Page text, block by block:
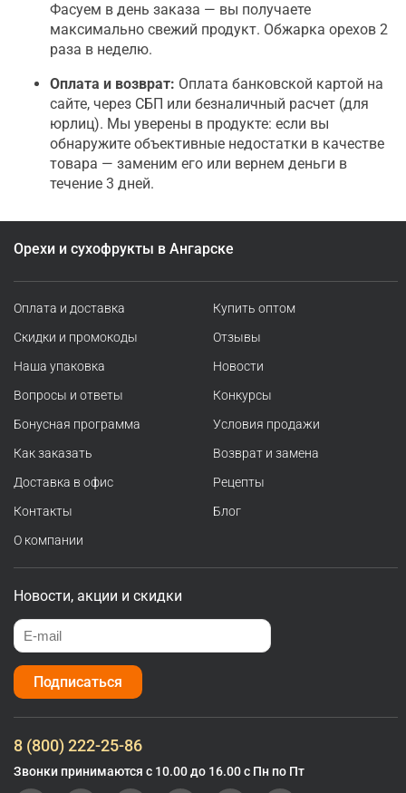
Фасуем в день заказа — вы получаете
максимально свежий продукт. Обжарка орехов 2
раза в неделю.
Оплата и возврат: Оплата банковской картой на
сайте, через СБП или безналичный расчет (для
юрлиц). Мы уверены в продукте: если вы
обнаружите объективные недостатки в качестве
товара — заменим его или вернем деньги в
течение 3 дней.
Орехи и сухофрукты в Ангарске
Оплата и доставка
Скидки и промокоды
Наша упаковка
Вопросы и ответы
Бонусная программа
Как заказать
Доставка в офис
Контакты
О компании
Купить оптом
Отзывы
Новости
Конкурсы
Условия продажи
Возврат и замена
Рецепты
Блог
Новости, акции и скидки
Подписаться
8 (800) 222-25-86
Звонки принимаются с 10.00 до 16.00 с Пн по Пт